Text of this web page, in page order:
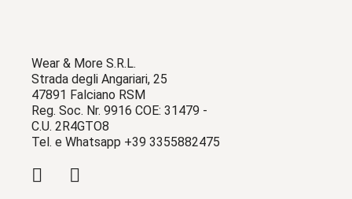
Wear & More S.R.L.
Strada degli Angariari, 25
47891 Falciano RSM
Reg. Soc. Nr. 9916 COE: 31479 -
C.U. 2R4GTO8
Tel. e Whatsapp +39 3355882475